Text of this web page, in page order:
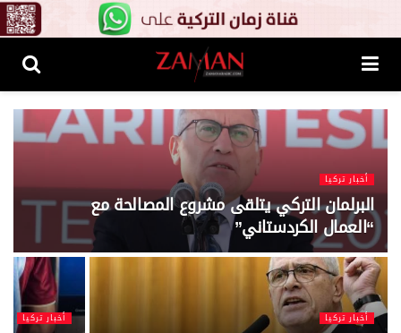
أخبار تركيا
البرلمان التركي يتلقى مشروع المصالحة مع
“العمال الكردستاني”
أخبار تركيا أخبار تركيا